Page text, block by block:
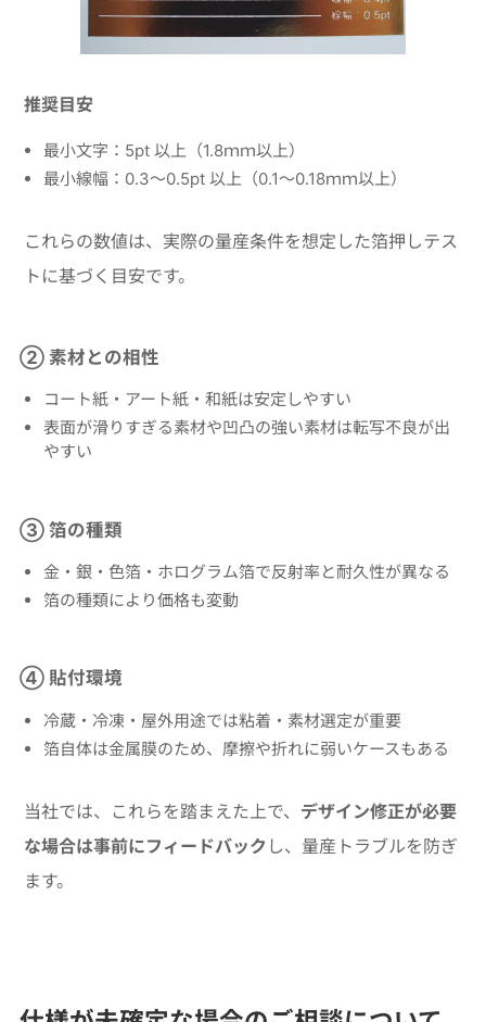
推奨目安
最小文字：5pt 以上（1.8ｍｍ以上）
最小線幅：0.3〜0.5pt 以上（0.1～0.18ｍｍ以上）
これらの数値は、実際の量産条件を想定した箔押しテス
トに基づく目安です。
② 素材との相性
コート紙・アート紙・和紙は安定しやすい
表面が滑りすぎる素材や凹凸の強い素材は転写不良が出
やすい
③ 箔の種類
金・銀・色箔・ホログラム箔で反射率と耐久性が異なる
箔の種類により価格も変動
④ 貼付環境
冷蔵・冷凍・屋外用途では粘着・素材選定が重要
箔自体は金属膜のため、摩擦や折れに弱いケースもある
当社では、これらを踏まえた上で、 デザイン修正が必要
な場合は事前にフィードバック し、量産トラブルを防ぎ
ます。